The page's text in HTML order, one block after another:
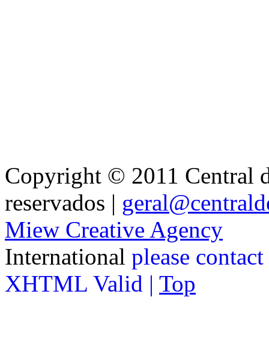
Copyright © 2011 Central
reservados |
Miew Creative Agency
International please
XHTML Valid | Top